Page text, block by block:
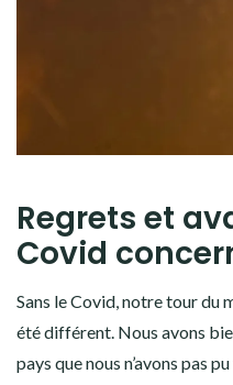
Regrets et
Covid
Sans le Covid, notre tour du
été différent. Nous avons
pays que nous n’avons pas